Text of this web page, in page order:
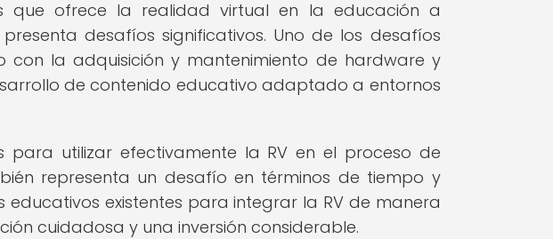
que ofrece la realidad virtual en la educación a
desafíos significativos. Uno de los desafíos
la adquisición y mantenimiento de hardware y
de contenido educativo adaptado a entornos
utilizar efectivamente la RV en el proceso de
representa un desafío en términos de tiempo y
existentes para integrar la RV de manera
cuidadosa y una inversión considerable.